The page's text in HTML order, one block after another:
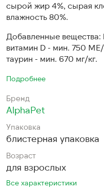
сырой жир 4%, сырая
влажность 80%.
Добавленные
витамин D - мин. 750
таурин - мин. 670 мг/кг.
Подробнее
Бренд
AlphaPet
Упаковка
блистерная упаковка
Возраст
для взрослых
Все характеристики